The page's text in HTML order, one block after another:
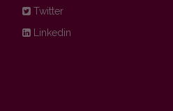
Twitter
Linkedin